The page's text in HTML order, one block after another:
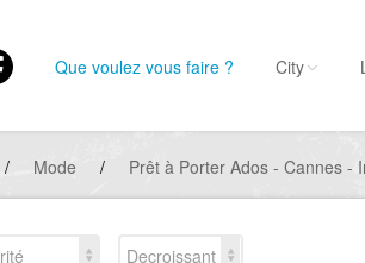
Que voulez vous faire ? City
/ Mode / Prêt à Porter Ados - Cannes -
Decroissant